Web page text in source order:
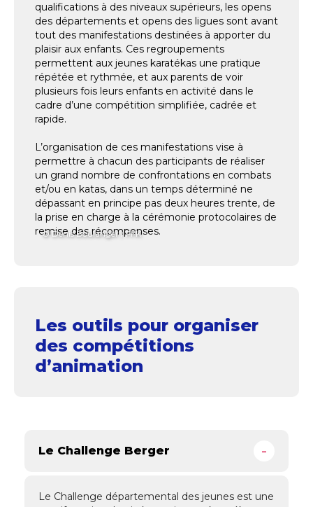
qualifications à des niveaux supérieurs, les opens
des départements et opens des ligues sont avant
tout des manifestations destinées à apporter du
plaisir aux enfants. Ces regroupements
permettent aux jeunes karatékas une pratique
répétée et rythmée, et aux parents de voir
plusieurs fois leurs enfants en activité dans le
cadre d’une compétition simplifiée, cadrée et
rapide.
L’organisation de ces manifestations vise à
permettre à chacun des participants de réaliser
un grand nombre de confrontations en combats
et/ou en katas, dans un temps déterminé ne
dépassant en principe pas deux heures trente, de
la prise en charge à la cérémonie protocolaires de
remise des récompenses.
© Denis Boulanger / FFK
Les outils pour organiser
des compétitions
d’animation
Le Challenge Berger
Le Challenge départemental des jeunes est une